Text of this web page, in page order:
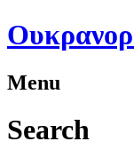
Menu
Search